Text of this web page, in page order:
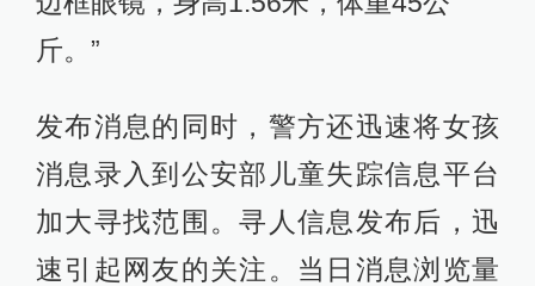
斤。”
发布消息的同时，警方还迅速将女孩
消息录入到公安部儿童失踪信息平台
加大寻找范围。寻人信息发布后，迅
速引起网友的关注。当日消息浏览量